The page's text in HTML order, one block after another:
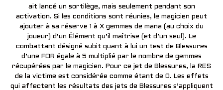
ait lancé un sortilège, mais seulement pendant son
activation. Si les conditions sont réunies, le magicien peut
ajouter à sa réserve 1 à X gemmes de mana (au choix du
joueur) d’un Élément qu’il maîtrise (et d’un seul). Le
combattant désigné subit quant à lui un test de Blessures
d’une FOR égale à 5 multiplié par le nombre de gemmes
récupérées par le magicien. Pour ce jet de Blessures, la RES
de la victime est considérée comme étant de 0. Les effets
qui affectent les résultats des jets de Blessures s’appliquent